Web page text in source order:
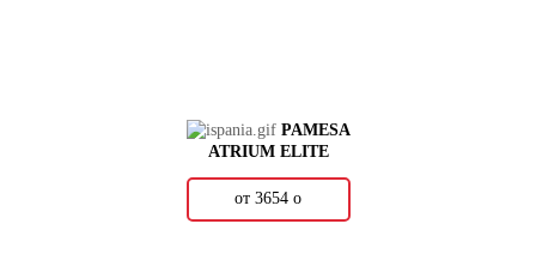
PAMESA
ATRIUM ELITE
от 3654 о